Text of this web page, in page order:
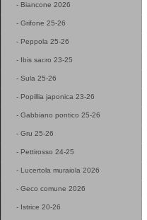
- Biancone 2026
- Grifone 25-26
- Peppola 25-26
- Ibis sacro 23-25
- Sula 25-26
- Popillia japonica 23-26
- Gabbiano pontico 25-26
- Gru 25-26
- Pettirosso 24-25
- Lucertola muraiola 2026
- Geco comune 2026
- Istrice 20-26